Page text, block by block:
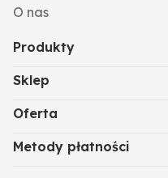
O nas
Produkty
Sklep
Oferta
Metody płatności